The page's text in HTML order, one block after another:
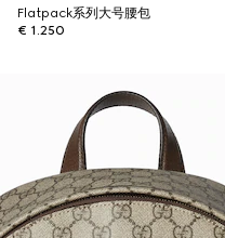
Flatpack系列大号腰包
€ 1.250